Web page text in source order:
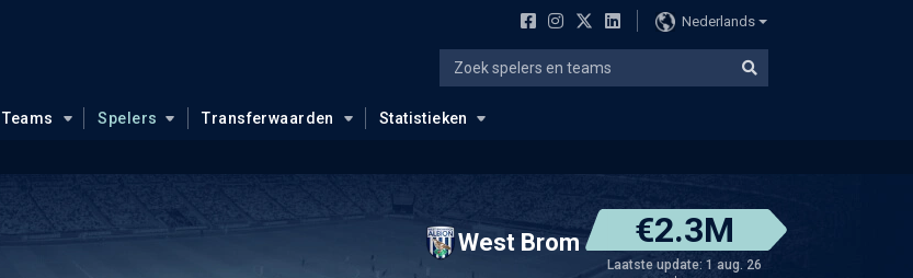
Nederlands
Teams Spelers Transferwaarden Statistieken
West Brom €2.3M
Laatste update: 1 aug. 26